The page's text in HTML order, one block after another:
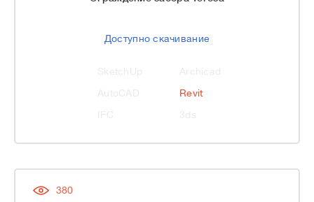
Доступно скачивание
Revit
380